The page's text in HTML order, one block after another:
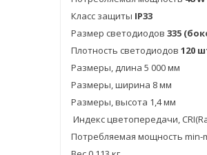
Класс защиты IP33
Размер светодиодов 335
Плотность светодиодов 120
Размеры, длина 5 000 мм
Размеры, ширина 8 мм
Размеры, высота 1,4 мм
Индекс цветопередачи,
Потребляемая мощность min-